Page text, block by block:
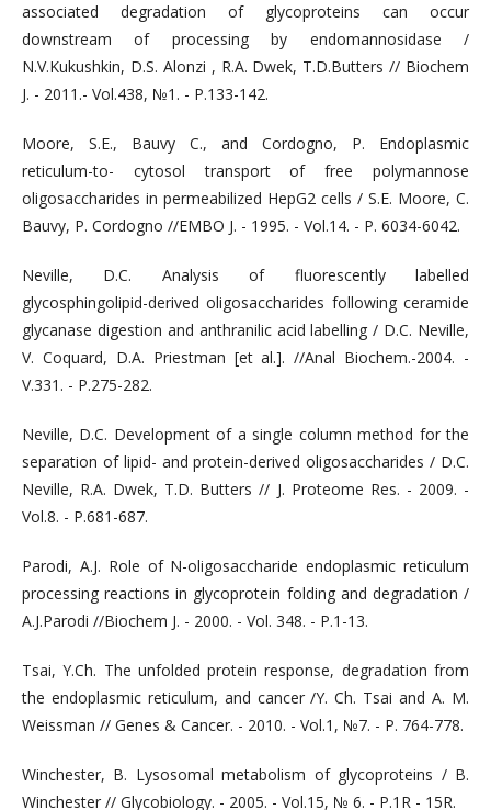
associated degradation of glycoproteins can occur
downstream of processing by endomannosidase /
N.V.Kukushkin, D.S. Alonzi , R.A. Dwek, T.D.Butters // Biochem
J. - 2011.- Vol.438, №1. - P.133-142.
Moore, S.E., Bauvy C., and Cordogno, P. Endoplasmic
reticulum-to- cytosol transport of free polymannose
oligosaccharides in permeabilized HepG2 cells / S.E. Moore, C.
Bauvy, P. Cordogno //EMBO J. - 1995. - Vol.14. - P. 6034-6042.
Neville, D.C. Analysis of fluorescently labelled
glycosphingolipid-derived oligosaccharides following ceramide
glycanase digestion and anthranilic acid labelling / D.C. Neville,
V. Coquard, D.A. Priestman [et al.]. //Anal Biochem.-2004. -
V.331. - P.275-282.
Neville, D.C. Development of a single column method for the
separation of lipid- and protein-derived oligosaccharides / D.C.
Neville, R.A. Dwek, T.D. Butters // J. Proteome Res. - 2009. -
Vol.8. - P.681-687.
Parodi, A.J. Role of N-oligosaccharide endoplasmic reticulum
processing reactions in glycoprotein folding and degradation /
A.J.Parodi //Biochem J. - 2000. - Vol. 348. - P.1-13.
Tsai, Y.Ch. The unfolded protein response, degradation from
the endoplasmic reticulum, and cancer /Y. Ch. Tsai and A. M.
Weissman // Genes & Cancer. - 2010. - Vol.1, №7. - P. 764-778.
Winchester, B. Lysosomal metabolism of glycoproteins / B.
Winchester // Glycobiology. - 2005. - Vol.15, № 6. - P.1R - 15R.